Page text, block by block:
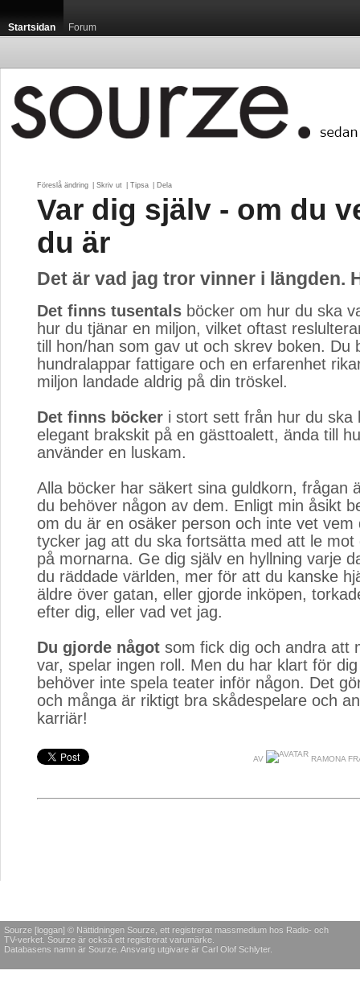
Startsidan Forum
Föreslå ändring Skriv ut Tipsa Dela
Var dig själv - om du
du är
Det är vad jag tror vinner i längden.
Det finns tusentals böcker om hur du ska
hur du tjänar en miljon, vilket oftast
till hon/han som gav ut och skrev boken. Du
hundralappar fattigare och en erfarenhet
miljon landade aldrig på din tröskel.
Det finns böcker i stort sett från hur du ska
elegant brakskit på en gästtoalett, ända till
använder en luskam.
Alla böcker har säkert sina guldkorn, frågan
du behöver någon av dem. Enligt min åsikt
om du är en osäker person och inte vet vem
tycker jag att du ska fortsätta med att le mot
på mornarna. Ge dig själv en hyllning varje
du räddade världen, mer för att du kanske
äldre över gatan, eller gjorde inköpen,
efter dig, eller vad vet jag.
Du gjorde något som fick dig och andra att
var, spelar ingen roll. Men du har klart för
behöver inte spela teater inför någon. Det
och många är riktigt bra skådespelare och
karriär!
AV RAMONA
Sourze [loggan] © Nättidningen Sourze, ett registrerat massmedium hos Radio- och
TV-verket. Sourze är också ett registrerat varumärke.
Databasens namn är Sourze. Ansvarig utgivare är Carl Olof Schlyter.